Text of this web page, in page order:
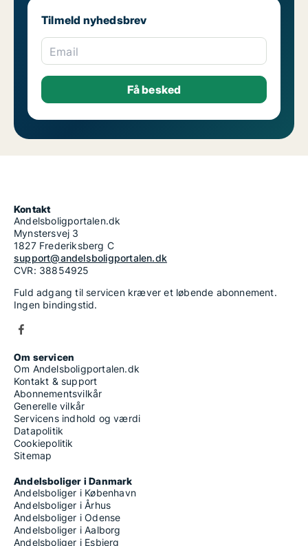
Tilmeld nyhedsbrev
Email
Kontakt
Andelsboligportalen.dk
Mynstersvej 3
1827 Frederiksberg C
support@andelsboligportalen.dk
CVR: 38854925
Fuld adgang til servicen kræver et løbende abonnement.
Ingen bindingstid.
Om servicen
Om Andelsboligportalen.dk
Kontakt & support
Abonnementsvilkår
Generelle vilkår
Servicens indhold og værdi
Datapolitik
Cookiepolitik
Sitemap
Andelsboliger i Danmark
Andelsboliger i København
Andelsboliger i Århus
Andelsboliger i Odense
Andelsboliger i Aalborg
Andelsboliger i Esbjerg